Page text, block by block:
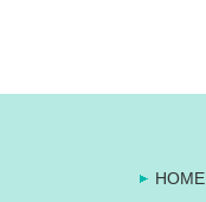
HOME